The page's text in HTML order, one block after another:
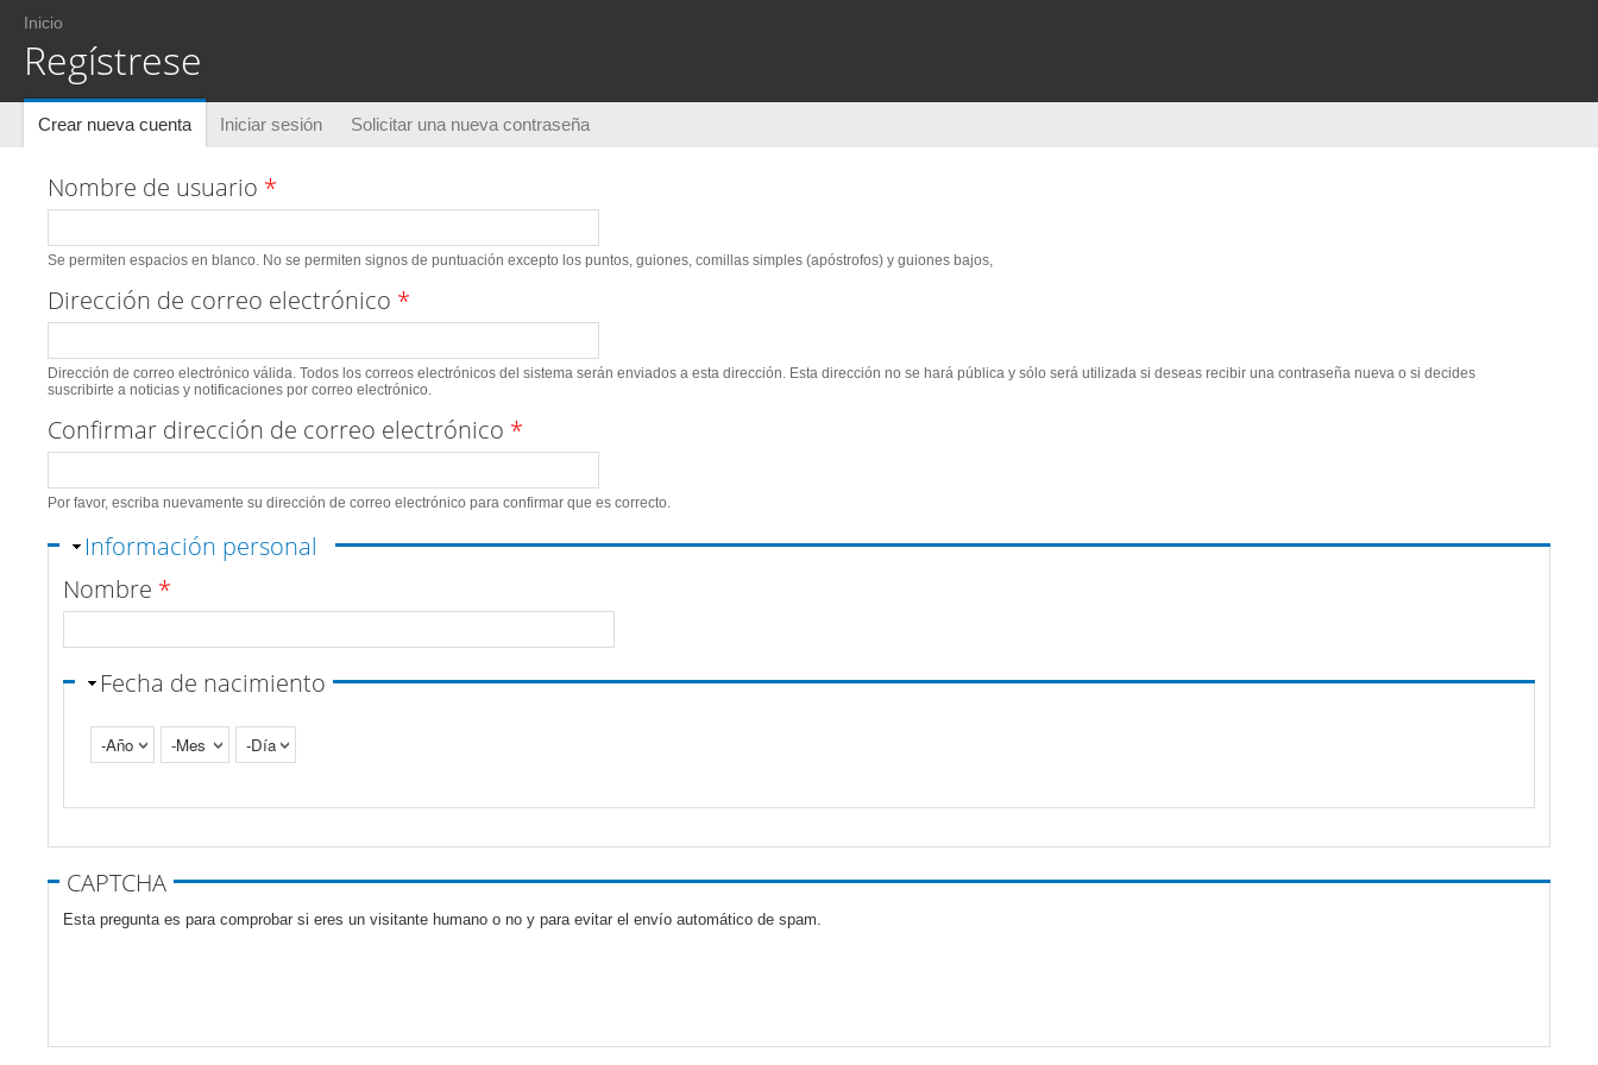
Usted está aquí
Inicio
Regístrese
Solapas principales
Crear nueva cuenta (solapa activa)
Iniciar sesión Solicitar una nueva contraseña
Nombre de usuario *
Se permiten espacios en blanco. No se permiten signos de puntuación excepto los puntos, guiones, comillas simples (apóstrofos) y guiones bajos,
Dirección de correo electrónico *
Dirección de correo electrónico válida. Todos los correos electrónicos del sistema serán enviados a esta dirección. Esta dirección no se hará pública y sólo será utilizada si deseas recibir una contraseña nueva o si decides
suscribirte a noticias y notificaciones por correo electrónico.
Confirmar dirección de correo electrónico *
Por favor, escriba nuevamente su dirección de correo electrónico para confirmar que es correcto.
Ocultar
Información personal
Nombre *
Fecha de nacimiento
Año
Mes Día
Pestañas verticales
CAPTCHA
Esta pregunta es para comprobar si eres un visitante humano o no y para evitar el envío automático de spam.